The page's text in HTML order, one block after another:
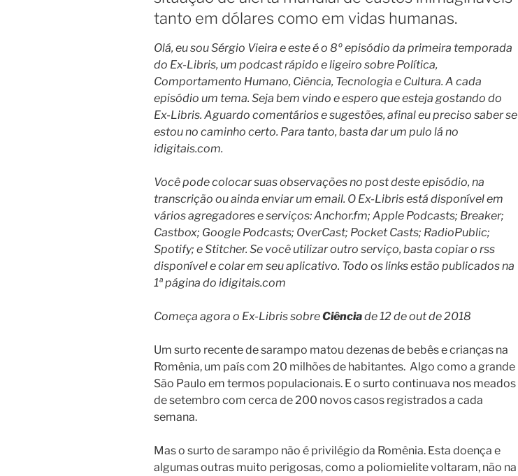
tanto em dólares como em vidas humanas.
Olá, eu sou Sérgio Vieira e este é o 8º episódio da primeira temporada
do Ex-Libris, um podcast rápido e ligeiro sobre Política,
Comportamento Humano, Ciência, Tecnologia e Cultura. A cada
episódio um tema. Seja bem vindo e espero que esteja gostando do
Ex-Libris. Aguardo comentários e sugestões, afinal eu preciso saber se
estou no caminho certo. Para tanto, basta dar um pulo lá no
idigitais.com.
Você pode colocar suas observações no post deste episódio, na
transcrição ou ainda enviar um email. O Ex-Libris está disponível em
vários agregadores e serviços: Anchor.fm; Apple Podcasts; Breaker;
Castbox; Google Podcasts; OverCast; Pocket Casts; RadioPublic;
Spotify; e Stitcher. Se você utilizar outro serviço, basta copiar o rss
disponível e colar em seu aplicativo. Todo os links estão publicados na
1ª página do idigitais.com
Começa agora o Ex-Libris sobreCiênciade 12 de out de 2018
Um surto recente de sarampo matou dezenas de bebês e crianças na
Romênia, um país com 20 milhões de habitantes. Algo como a grande
São Paulo em termos populacionais. E o surto continuava nos meados
de setembro com cerca de 200 novos casos registrados a cada
semana.
Mas o surto de sarampo não é privilégio da Romênia. Esta doença e
algumas outras muito perigosas, como a poliomielite voltaram, não na